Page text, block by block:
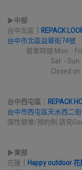
▶︎中部
台中北區
REPACK
台中市北區益華街74號
營業時間 Mon. - Fri.
Sat. - Sun.
Closed on
台中西屯區
REPACK
台中市西屯區天水西二
彈性營業/預約制 請見
▶︎東部
花蓮
Happy outdoor